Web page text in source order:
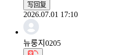
写回复
2026.07.01 17:10
뉴룽지0205